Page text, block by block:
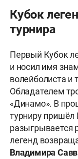
Кубок
турнира
Первый Кубок
и носил имя
волейболиста и
Обладателем
«Динамо». В
турниру
разыгрывается
легенд
Владимира